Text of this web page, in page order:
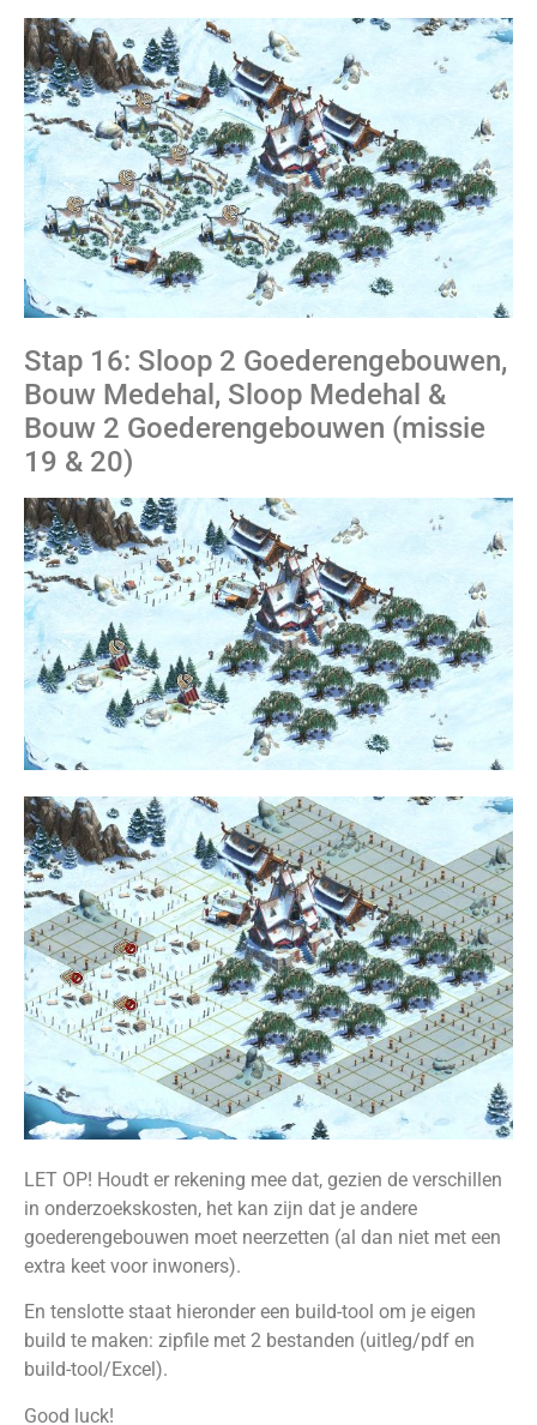
Stap 16: Sloop 2 Goederengebouwen,
Bouw Medehal, Sloop Medehal &
Bouw 2 Goederengebouwen (missie
19 & 20)
LET OP! Houdt er rekening mee dat, gezien de verschillen
in onderzoekskosten, het kan zijn dat je andere
goederengebouwen moet neerzetten (al dan niet met een
extra keet voor inwoners).
En tenslotte staat hieronder een build-tool om je eigen
build te maken: zipfile met 2 bestanden (uitleg/pdf en
build-tool/Excel).
Good luck!